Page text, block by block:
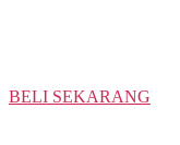
BELI SEKARANG